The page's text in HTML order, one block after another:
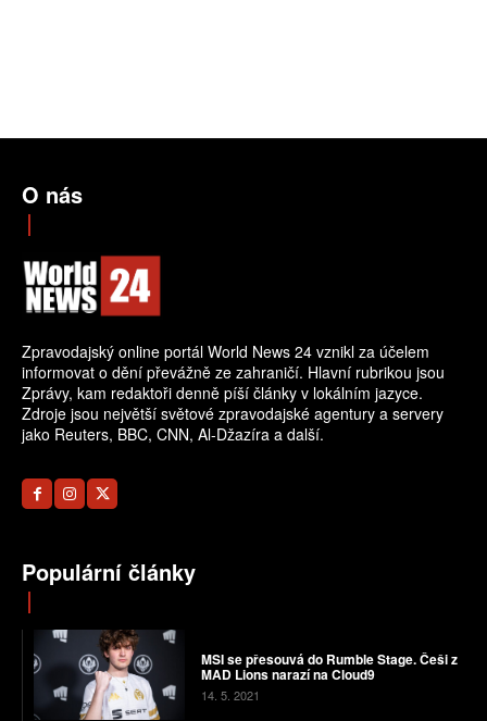
O nás
Zpravodajský online portál World News 24 vznikl za účelem
informovat o dění převážně ze zahraničí. Hlavní rubrikou jsou
Zprávy, kam redaktoři denně píší články v lokálním jazyce.
Zdroje jsou největší světové zpravodajské agentury a servery
jako Reuters, BBC, CNN, Al-Džazíra a další.
Populární články
MSI se přesouvá do Rumble Stage. Češi z
MAD Lions narazí na Cloud9
14. 5. 2021